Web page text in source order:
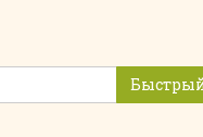
Быстрый